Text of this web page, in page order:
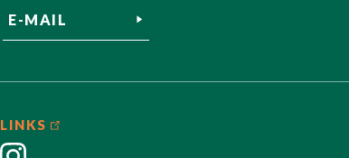
E-MAIL
LINKS